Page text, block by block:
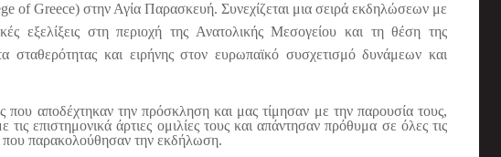
of Greece) στην Αγία Παρασκευή. Συνεχίζεται μια σειρά εκδηλώσεων με
εξελίξεις στη περιοχή της Ανατολικής Μεσογείου και τη θέση της
σταθερότητας και ειρήνης στον ευρωπαϊκό συσχετισμό δυνάμεων και
που αποδέχτηκαν την πρόσκληση και μας τίμησαν με την παρουσία τους,
επιστημονικά άρτιες ομιλίες τους και απάντησαν πρόθυμα σε όλες τις
που παρακολούθησαν την εκδήλωση.